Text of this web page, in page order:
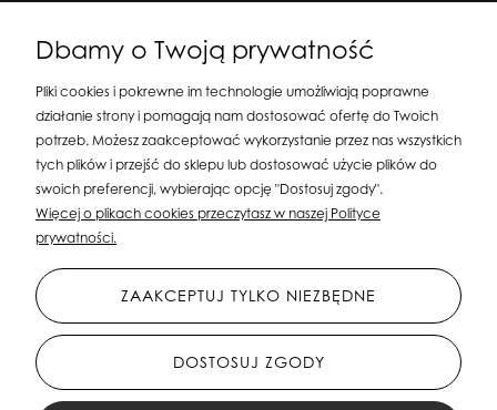
Silit Group Maciej Suska
| ul. Astronomów 16, 80-299 Gdańsk, woj. pomorskie
sklepsusetti@gmail.com
Tel.: 508-107-233 | NIP: 5841956567 REGON:
Dbamy o Twoją prywatność
Pliki cookies i pokrewne im technologie umożliwiają poprawne
działanie strony i pomagają nam dostosować ofertę do Twoich
potrzeb. Możesz zaakceptować wykorzystanie przez nas wszystkich
tych plików i przejść do sklepu lub dostosować użycie plików do
swoich preferencji, wybierając opcję "Dostosuj zgody".
Więcej o plikach cookies przeczytasz w naszej Polityce
prywatności.
ZAAKCEPTUJ TYLKO NIEZBĘDNE
DOSTOSUJ ZGODY